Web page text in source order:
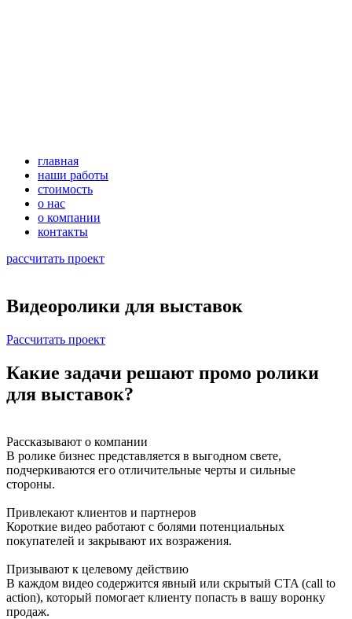
главная
наши работы
стоимость
о нас
о компании
контакты
рассчитать проект
Видеоролики для выставок
Рассчитать проект
Какие задачи решают промо ролики
для выставок?
Рассказывают о компании
В ролике бизнес представляется в выгодном свете,
подчеркиваются его отличительные черты и сильные
стороны.
Привлекают клиентов и партнеров
Короткие видео работают с болями потенциальных
покупателей и закрывают их возражения.
Призывают к целевому действию
В каждом видео содержится явный или скрытый CTA (call to
action), который помогает клиенту попасть в вашу воронку
продаж.